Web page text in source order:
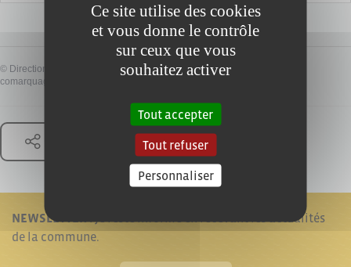
© Direction de l'information légale et administrative
comarquage developpé par
NEWSLETTER !
Je reste informé en recevant les actualités
de la commune.
Ce site utilise des cookies
et vous donne le contrôle
sur ceux que vous
souhaitez activer
Tout accepter
Tout refuser
Personnaliser